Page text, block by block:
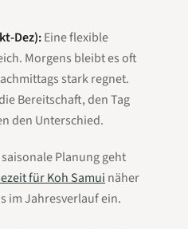
Dez):Eine flexible
Morgens bleibt es oft
stark regnet.
Bereitschaft, den Tag
den Unterschied.
Planung geht
für Koh Samui näher
im Jahresverlauf ein.